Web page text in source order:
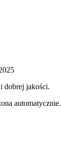
dobrej jakości.
automatycznie.